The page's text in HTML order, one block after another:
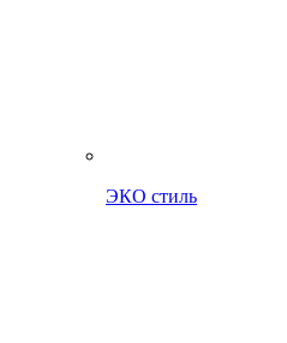
ЭКО стиль